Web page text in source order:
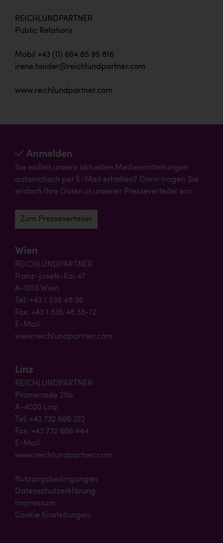
REICHLUNDPARTNER
Public Relations
Mobil +43 (0) 664 85 95 816
irene.haider@reichlundpartner.com
www.reichlundpartner.com
Anmelden
Sie wollen unsere aktuellen Medienmitteilungen
automatisch per E-Mail erhalten? Dann tragen Sie
einfach Ihre Daten in unseren Presseverteiler ein:
Zum Presseverteiler
Wien
REICHLUNDPARTNER
Franz-Josefs-Kai 47
A-1010 Wien
Tel: +43 1 535 48 38
Fax: +43 1 535 48 38-12
E-Mail
www.reichlundpartner.com
Linz
REICHLUNDPARTNER
Promenade 25b
A-4020 Linz
Tel: +43 732 666 222
Fax: +43 732 666 444
E-Mail
www.reichlundpartner.com
Nutzungsbedingungen
Datenschutzerklärung
Impressum
Cookie Einstellungen